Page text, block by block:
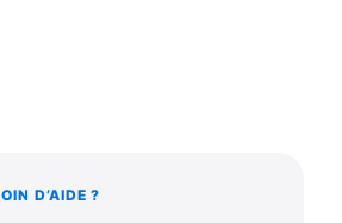
D’AIDE ?